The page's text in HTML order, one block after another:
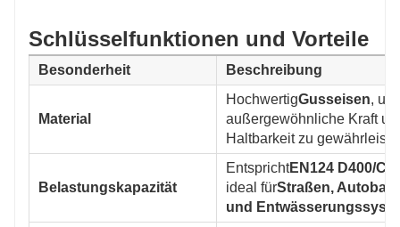
Schlüsselfunktionen und Vorteile
Besonderheit Beschreibung
Material
HochwertigGusseisen, um
außergewöhnliche Kraft
Haltbarkeit zu
Belastungskapazität
EntsprichtEN124 D400/
ideal fürStraßen,
und